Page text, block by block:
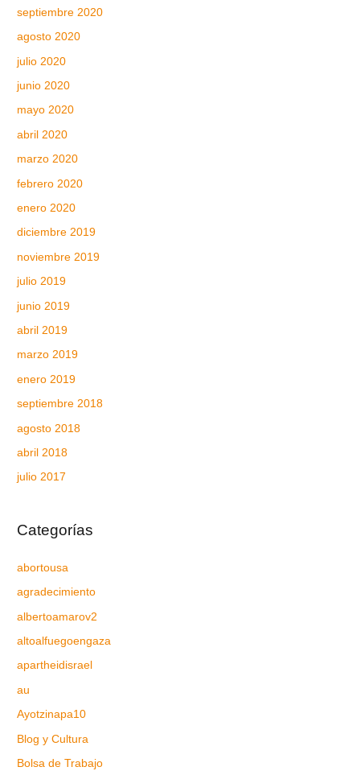
septiembre 2020
agosto 2020
julio 2020
junio 2020
mayo 2020
abril 2020
marzo 2020
febrero 2020
enero 2020
diciembre 2019
noviembre 2019
julio 2019
junio 2019
abril 2019
marzo 2019
enero 2019
septiembre 2018
agosto 2018
abril 2018
julio 2017
Categorías
abortousa
agradecimiento
albertoamarov2
altoalfuegoengaza
apartheidisrael
au
Ayotzinapa10
Blog y Cultura
Bolsa de Trabajo